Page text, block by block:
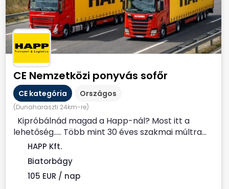
CE Nemzetközi ponyvás sofőr
CE kategória Országos
(Dunaharaszti 24km-re)
Kipróbálnád magad a Happ-nál? Most itt a
lehetőség….. Több mint 30 éves szakmai múltra...
HAPP Kft.
Biatorbágy
105 EUR / nap